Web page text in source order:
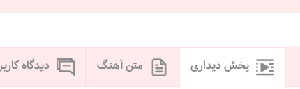
پخش دیداری متن آهنگ دیدگاه